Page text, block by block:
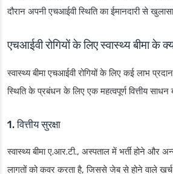
दौरान अपनी एचआईवी स्थिति का ईमानदारी से
एचआईवी रोगियों के लिए स्वास्थ्य बीमा के
स्वास्थ्य बीमा एचआईवी रोगियों के लिए कई लाभ
स्थिति के प्रबंधन के लिए एक महत्वपूर्ण वित्तीय साधन
1. वित्तीय सुरक्षा
स्वास्थ्य बीमा ए.आर.टी., अस्पताल में भर्ती होने और
लागतों को कवर करता है, जिससे जेब से होने वाले